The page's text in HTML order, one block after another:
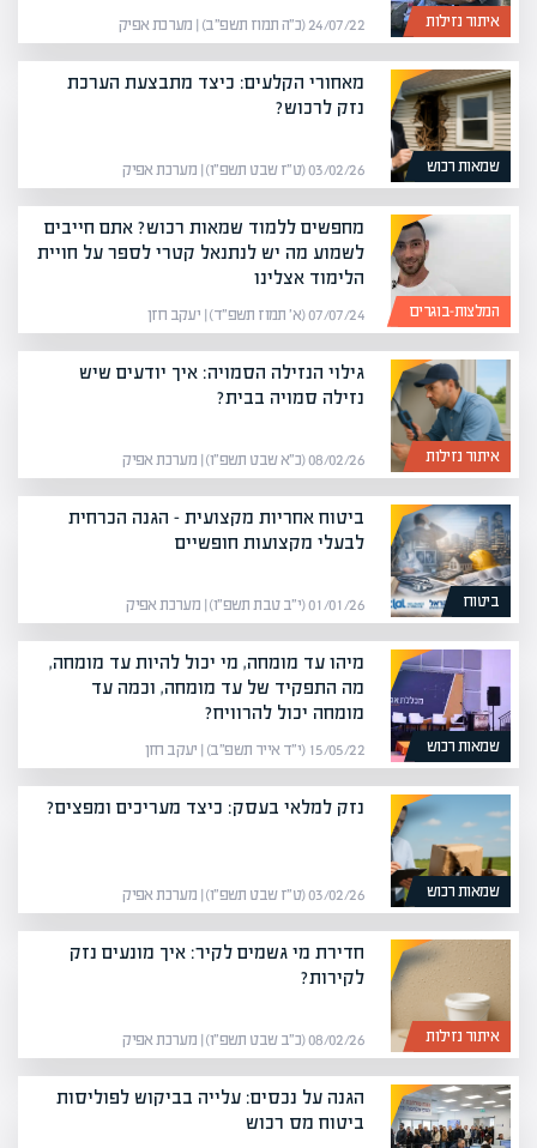
איתור נזילות 24/07/22 (כ״ה תמוז תשפ״ב) | מערכת אפיק
שמאות רכוש
מאחורי הקלעים: כיצד מתבצעת הערכת
נזק לרכוש?
03/02/26 (ט״ז שבט תשפ״ו) | מערכת אפיק
המלצות-בוגרים
מחפשים ללמוד שמאות רכוש? אתם חייבים
לשמוע מה יש לנתנאל קטרי לספר על חויית
הלימוד אצלינו
07/07/24 (א׳ תמוז תשפ״ד) | יעקב חזן
איתור נזילות
גילוי הנזילה הסמויה: איך יודעים שיש
נזילה סמויה בבית?
08/02/26 (כ״א שבט תשפ״ו) | מערכת אפיק
ביטוח
ביטוח אחריות מקצועית – הגנה הכרחית
לבעלי מקצועות חופשיים
01/01/26 (י״ב טבת תשפ״ו) | מערכת אפיק
שמאות רכוש
מיהו עד מומחה, מי יכול להיות עד מומחה,
מה התפקיד של עד מומחה, וכמה עד
מומחה יכול להרוויח?
15/05/22 (י״ד אייר תשפ״ב) | יעקב חזן
שמאות רכוש
נזק למלאי בעסק: כיצד מעריכים ומפצים?
03/02/26 (ט״ז שבט תשפ״ו) | מערכת אפיק
איתור נזילות
חדירת מי גשמים לקיר: איך מונעים נזק
לקירות?
08/02/26 (כ״ב שבט תשפ״ו) | מערכת אפיק
הגנה על נכסים: עלייה בביקוש לפוליסות
ביטוח מס רכוש